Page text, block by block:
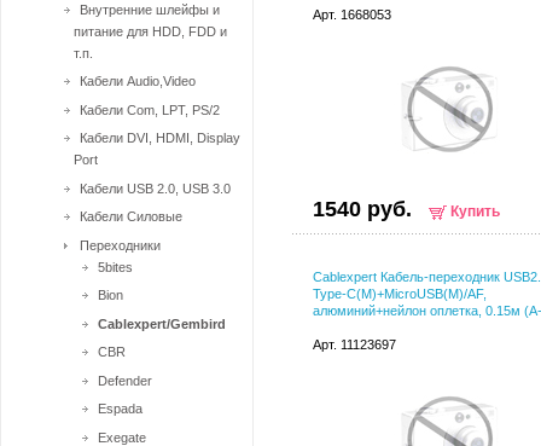
Арт. 1668053
1540 руб. Купить
Cablexpert Кабель-переходник
Type-C(M)+MicroUSB(M)/AF,
алюминий+нейлон оплетка, 0.15м (A-
Арт. 11123697
Внутренние шлейфы и
питание для HDD, FDD и
т.п.
Кабели Audio,Video
Кабели Com, LPT, PS/2
Кабели DVI, HDMI, Display
Port
Кабели USB 2.0, USB 3.0
Кабели Силовые
Переходники
5bites
Bion
Cablexpert/Gembird
CBR
Defender
Espada
Exegate